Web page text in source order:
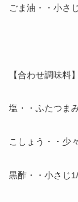
ごま油・・小さ
【合わせ調味料】
塩・・ふたつま
こしょう・・少々
黒酢・・小さじ